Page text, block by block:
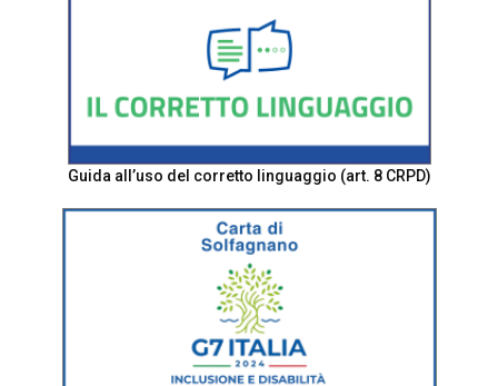
Guida all’uso del corretto linguaggio (art. 8 CRPD)